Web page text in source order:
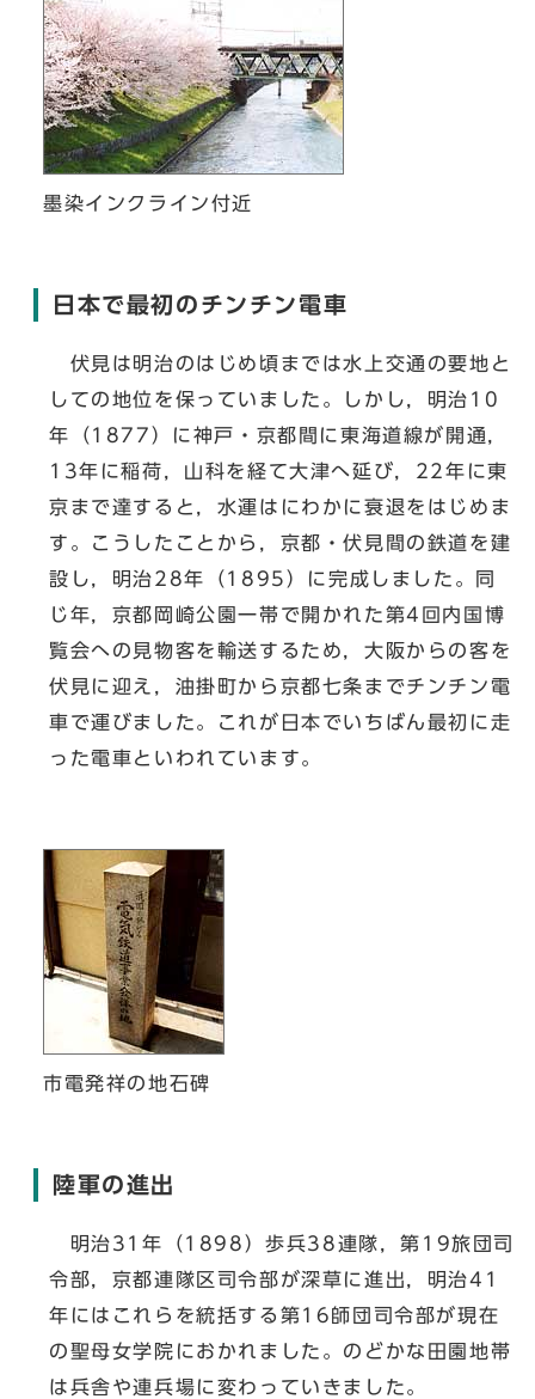
墨染インクライン付近
日本で最初のチンチン電車
伏見は明治のはじめ頃までは水上交通の要地と
しての地位を保っていました。しかし，明治10
年（1877）に神戸・京都間に東海道線が開通，
13年に稲荷，山科を経て大津へ延び，22年に東
京まで達すると，水運はにわかに衰退をはじめま
す。こうしたことから，京都・伏見間の鉄道を建
設し，明治28年（1895）に完成しました。同
じ年，京都岡崎公園一帯で開かれた第4回内国博
覧会への見物客を輸送するため，大阪からの客を
伏見に迎え，油掛町から京都七条までチンチン電
車で運びました。これが日本でいちばん最初に走
った電車といわれています。
市電発祥の地石碑
陸軍の進出
明治31年（1898）歩兵38連隊，第19旅団司
令部，京都連隊区司令部が深草に進出，明治41
年にはこれらを統括する第16師団司令部が現在
の聖母女学院におかれました。のどかな田園地帯
は兵舎や連兵場に変わっていきました。